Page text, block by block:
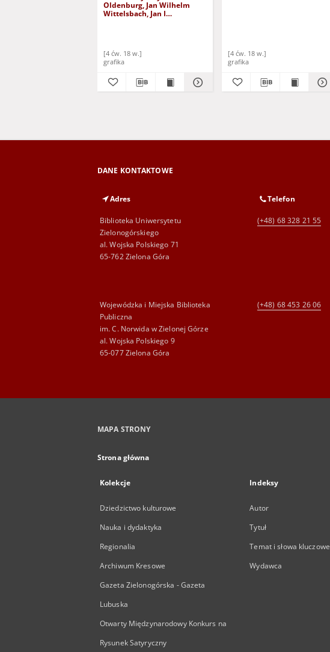
Oldenburg, Jan Wilhelm
Wittelsbach, Jan I
[4 ćw. 18 w.]
grafika
[4 ćw. 18 w.]
grafika
DANE KONTAKTOWE
Adres
Biblioteka Uniwersytetu
Zielonogórskiego
al. Wojska Polskiego 71
65-762 Zielona Góra
Telefon
(+48) 68 328 21 55
Wojewódzka i Miejska Biblioteka
Publiczna
im. C. Norwida w Zielonej Górze
al. Wojska Polskiego 9
65-077 Zielona Góra
(+48) 68 453 26 06
MAPA STRONY
Strona główna
Kolekcje
Dziedzictwo kulturowe
Nauka i dydaktyka
Regionalia
Archiwum Kresowe
Gazeta Zielonogórska - Gazeta
Lubuska
Otwarty Międzynarodowy Konkurs na
Rysunek Satyryczny
Indeksy
Autor
Tytuł
Temat i słowa kluczowe
Wydawca